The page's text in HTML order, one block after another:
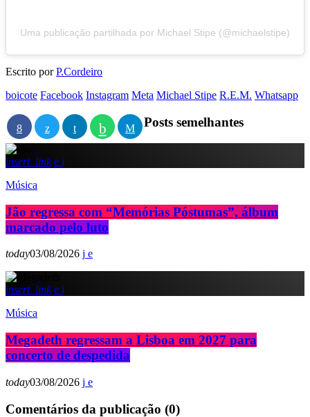
Uma publicação partilhada por Michael Stipe (@michaelstipe)
Escrito porP.Cordeiro
boicote Facebook Instagram Meta Michael Stipe R.E.M. Whatsapp
Posts semelhantes
insert_link
Música
Jão regressa com “Memórias Póstumas”, álbum
marcado pelo luto
today03/08/2026
insert_link
Música
Megadeth regressam a Lisboa em 2027 para
concerto de despedida
today03/08/2026
Comentários da publicação (0)